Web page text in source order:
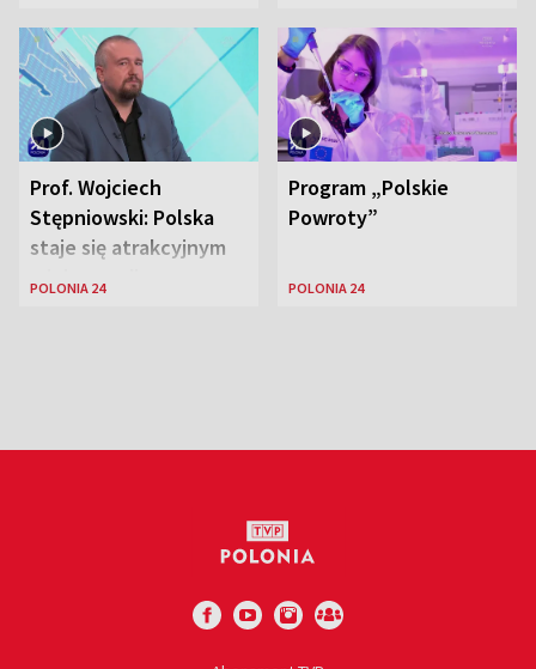
Zjednoczonych
Prof. Wojciech
Stępniowski: Polska
staje się atrakcyjnym
miejscem dla
POLONIA 24
Program „Polskie
Powroty”
POLONIA 24